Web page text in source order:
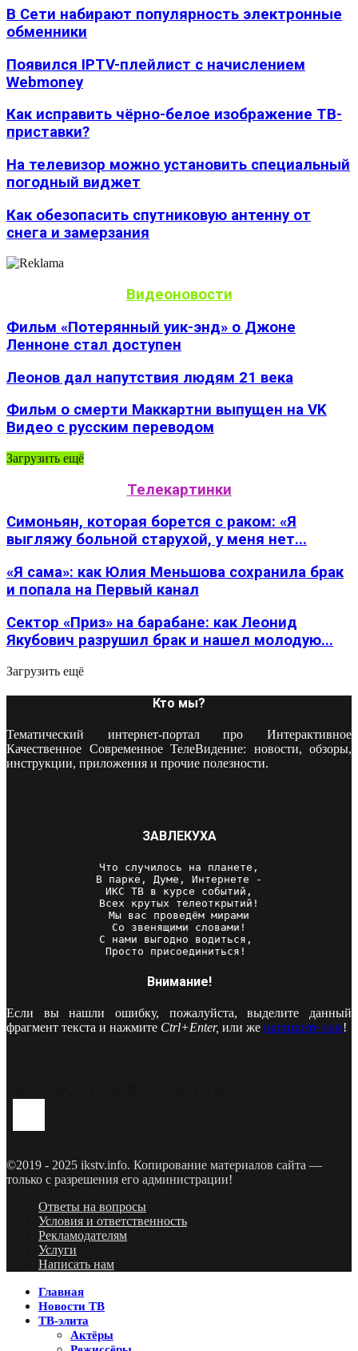
В Сети набирают популярность электронные
обменники
Появился IPTV-плейлист с начислением
Webmoney
Как исправить чёрно-белое изображение ТВ-
приставки?
На телевизор можно установить специальный
погодный виджет
Как обезопасить спутниковую антенну от
снега и замерзания
Видеоновости
Фильм «Потерянный уик-энд» о Джоне
Ленноне стал доступен
Леонов дал напутствия людям 21 века
Фильм о смерти Маккартни выпущен на VK
Видео с русским переводом
Загрузить ещё
Телекартинки
Симоньян, которая борется с раком: «Я
выгляжу больной старухой, у меня нет...
«Я сама»: как Юлия Меньшова сохранила брак
и попала на Первый канал
Сектор «Приз» на барабане: как Леонид
Якубович разрушил брак и нашел молодую...
Загрузить ещё
Кто мы?
Тематический интернет-портал про Интерактивное
Качественное Современное ТелеВидение: новости, обзоры,
инструкции, приложения и прочие полезности.
ЗАВЛЕКУХА
Что случилось на планете,
В парке, Думе, Интернете -
ИКС ТВ в курсе событий,
Всех крутых телеоткрытий!
Мы вас проведём мирами
Со звенящими словами!
С нами выгодно водиться,
Просто присоединиться!
Внимание!
Если вы нашли ошибку, пожалуйста, выделите данный
фрагмент текста и нажмите Ctrl+Enter, или же напишите нам!
©2019 - 2025 ikstv.info. Копирование материалов сайта —
только с разрешения его администрации!
Ответы на вопросы
Условия и ответственность
Рекламодателям
Услуги
Написать нам
Главная
Новости ТВ
ТВ-элита
Актёры